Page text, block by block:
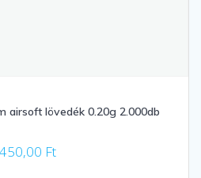
airsoft lövedék 0.20g 2.000db
Ft